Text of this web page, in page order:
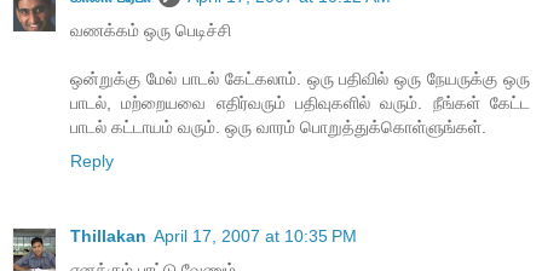
வணக்கம் ஒரு பெடிச்சி
ஒன்றுக்கு மேல் பாடல் கேட்கலாம். ஒரு பதிவில் ஒரு நேயருக்கு ஒரு
பாடல், மற்றையவை எதிர்வரும் பதிவுகளில் வரும். நீங்கள் கேட்ட
பாடல் கட்டாயம் வரும். ஒரு வாரம் பொறுத்துக்கொள்ளுங்கள்.
Reply
Thillakan April 17, 2007 at 10:35 PM